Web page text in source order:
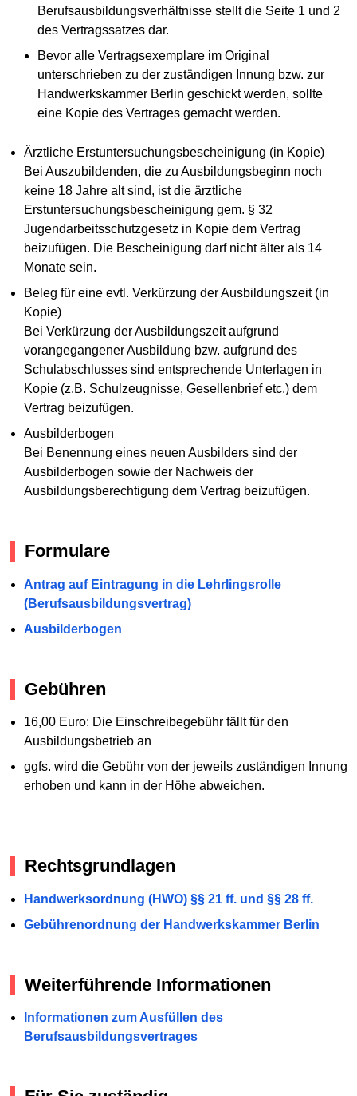
Berufsausbildungsverhältnisse stellt die Seite 1 und 2
des Vertragssatzes dar.
Bevor alle Vertragsexemplare im Original
unterschrieben zu der zuständigen Innung bzw. zur
Handwerkskammer Berlin geschickt werden, sollte
eine Kopie des Vertrages gemacht werden.
Ärztliche Erstuntersuchungsbescheinigung (in Kopie)
Bei Auszubildenden, die zu Ausbildungsbeginn noch
keine 18 Jahre alt sind, ist die ärztliche
Erstuntersuchungsbescheinigung gem. § 32
Jugendarbeitsschutzgesetz in Kopie dem Vertrag
beizufügen. Die Bescheinigung darf nicht älter als 14
Monate sein.
Beleg für eine evtl. Verkürzung der Ausbildungszeit (in
Kopie)
Bei Verkürzung der Ausbildungszeit aufgrund
vorangegangener Ausbildung bzw. aufgrund des
Schulabschlusses sind entsprechende Unterlagen in
Kopie (z.B. Schulzeugnisse, Gesellenbrief etc.) dem
Vertrag beizufügen.
Ausbilderbogen
Bei Benennung eines neuen Ausbilders sind der
Ausbilderbogen sowie der Nachweis der
Ausbildungsberechtigung dem Vertrag beizufügen.
Formulare
Antrag auf Eintragung in die Lehrlingsrolle
(Berufsausbildungsvertrag)
Ausbilderbogen
Gebühren
16,00 Euro: Die Einschreibegebühr fällt für den
Ausbildungsbetrieb an
ggfs. wird die Gebühr von der jeweils zuständigen Innung
erhoben und kann in der Höhe abweichen.
Rechtsgrundlagen
Handwerksordnung (HWO) §§ 21 ff. und §§ 28 ff.
Gebührenordnung der Handwerkskammer Berlin
Weiterführende Informationen
Informationen zum Ausfüllen des
Berufsausbildungsvertrages